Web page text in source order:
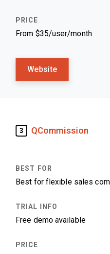
From $35/user/month
Website
3 QCommission
Best for flexible sales
Free demo available